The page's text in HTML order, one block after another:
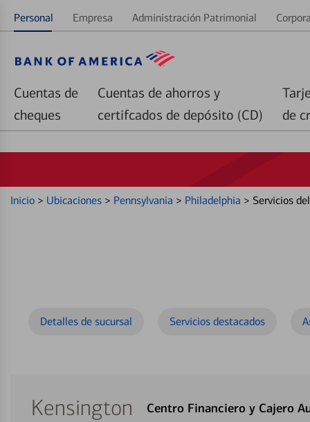
Personal Empresa Administración Patrimonial
Cuentas de
cheques
Cuentas de ahorros y
certifcados de depósito (CD)
de
Inicio > Ubicaciones > Pennsylvania > Philadelphia > Servicios
Detalles de sucursal Servicios destacados
Kensington Centro Financiero y Cajero